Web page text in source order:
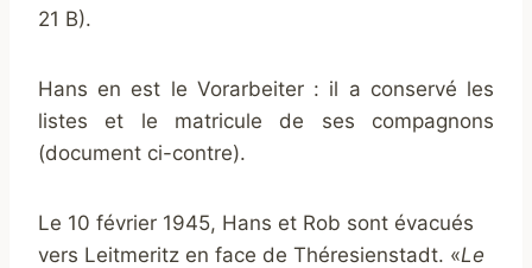
21 B).
Hans en est le Vorarbeiter : il a conservé les
listes et le matricule de ses compagnons
(document ci-contre).
Le 10 février 1945, Hans et Rob sont évacués
vers Leitmeritz en face de Théresienstadt. «Le